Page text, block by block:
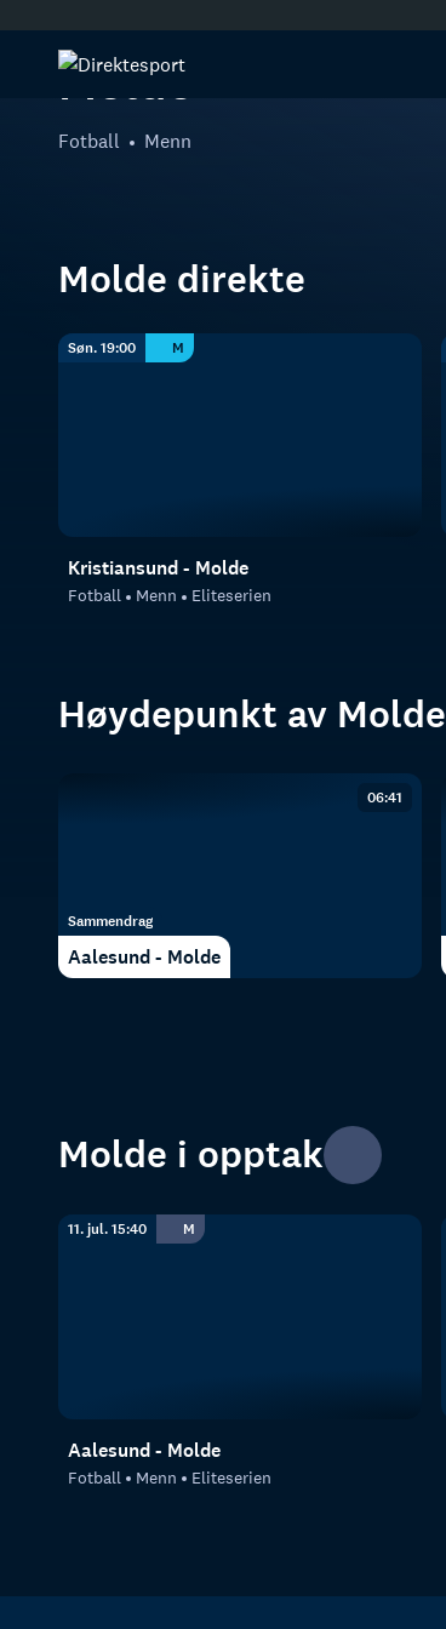
Molde
Fotball Menn
Molde direkte
Søn. 19:00 M
Kristiansund - Molde
Fotball Menn Eliteserien
Høydepunkt av Molde
06:41
Sammendrag
Aalesund - Molde
Molde i opptak
11. jul. 15:40 M
Aalesund - Molde
Fotball Menn Eliteserien